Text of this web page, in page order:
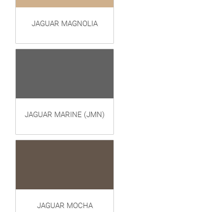
JAGUAR MAGNOLIA
JAGUAR MARINE (JMN)
JAGUAR MOCHA